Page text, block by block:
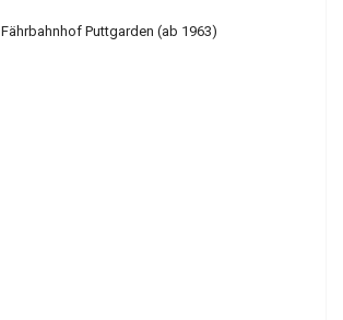
Fährbahnhof Puttgarden (ab 1963)